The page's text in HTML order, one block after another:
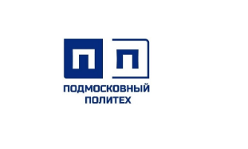
содержимому